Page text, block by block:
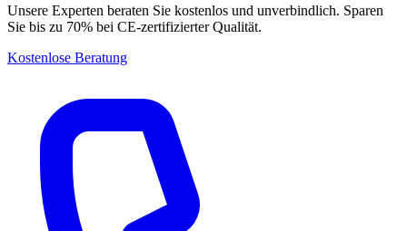
Unsere Experten beraten Sie kostenlos und unverbindlich. Sparen
Sie bis zu 70% bei CE-zertifizierter Qualität.
Kostenlose Beratung